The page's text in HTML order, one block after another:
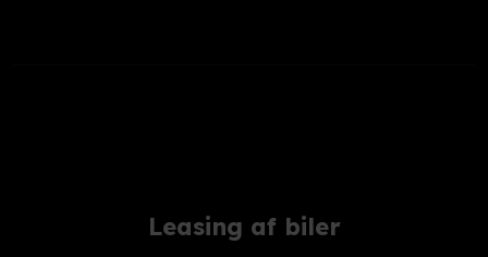
Leasing af biler